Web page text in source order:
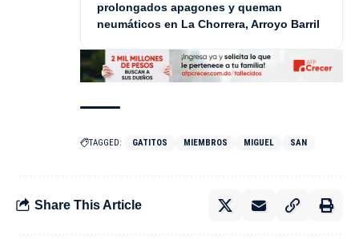
prolongados apagones y queman
neumáticos en La Chorrera, Arroyo Barril
TAGGED: GATITOS MIEMBROS MIGUEL SAN
Share This Article